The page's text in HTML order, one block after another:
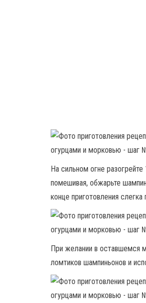
На сильном огне
помешивая, обжарьте
конце приготовления
При желании в оставшемся
ломтиков шампиньонов и